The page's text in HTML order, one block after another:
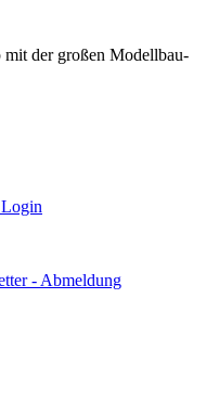
mit der großen Modellbau-
- Abmeldung